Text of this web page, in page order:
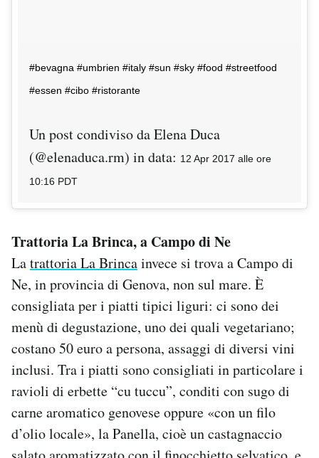
#bevagna #umbrien #italy #sun #sky #food #streetfood
#essen #cibo #ristorante
Un post condiviso da Elena Duca
(@elenaduca.rm) in data: 12 Apr 2017 alle ore
10:16 PDT
Trattoria La Brinca, a Campo di Ne
Latrattoria La Brincainvece si trova a Campo di
Ne, in provincia di Genova, non sul mare. È
consigliata per i piatti tipici liguri: ci sono dei
menù di degustazione, uno dei quali vegetariano;
costano 50 euro a persona, assaggi di diversi vini
inclusi. Tra i piatti sono consigliati in particolare i
ravioli di erbette “cu tuccu”, conditi con sugo di
carne aromatico genovese oppure «con un filo
d’olio locale», la Panella, cioè un castagnaccio